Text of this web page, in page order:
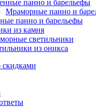
панно и барельефы
Мраморные панно и
панно и барельефы
из камня
светильники
из оникса
скидками